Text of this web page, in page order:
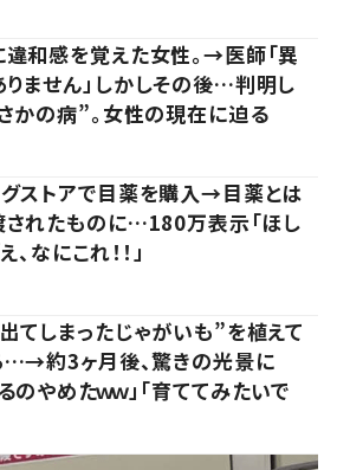
和感を覚えた女性。→医師「異
ません」しかしその後…判明し
かの病”。女性の現在に迫る
グストアで目薬を購入→目薬とは
されたものに…180万表示「ほし
え、なにこれ！！」
てしまったじゃがいも”を植えて
…→約3ヶ月後、驚きの光景に
のやめたｗｗ」「育ててみたいで